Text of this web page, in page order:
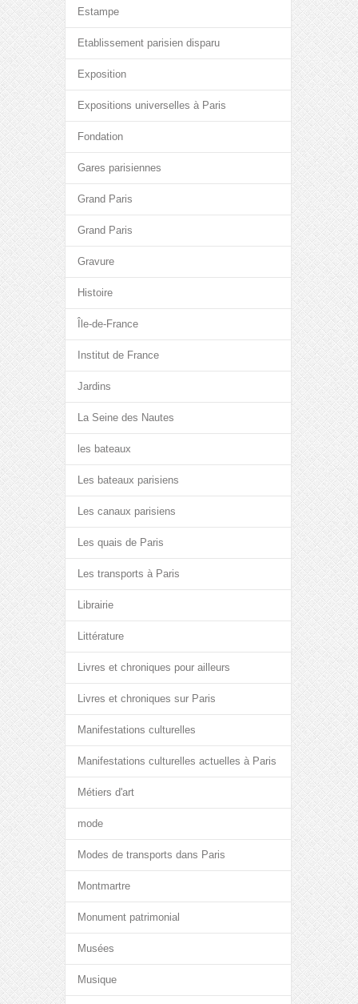
Estampe
Etablissement parisien disparu
Exposition
Expositions universelles à Paris
Fondation
Gares parisiennes
Grand Paris
Grand Paris
Gravure
Histoire
Île-de-France
Institut de France
Jardins
La Seine des Nautes
les bateaux
Les bateaux parisiens
Les canaux parisiens
Les quais de Paris
Les transports à Paris
Librairie
Littérature
Livres et chroniques pour ailleurs
Livres et chroniques sur Paris
Manifestations culturelles
Manifestations culturelles actuelles à Paris
Métiers d'art
mode
Modes de transports dans Paris
Montmartre
Monument patrimonial
Musées
Musique